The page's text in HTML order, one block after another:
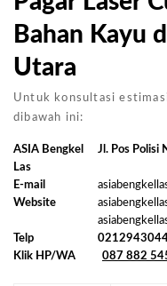
Bahan Kayu
Utara
Untuk konsultasi
dibawah ini:
ASIA Bengkel
Las
Jl. Pos Polisi
E-mail
Website
Telp
Klik HP/WA
087 882